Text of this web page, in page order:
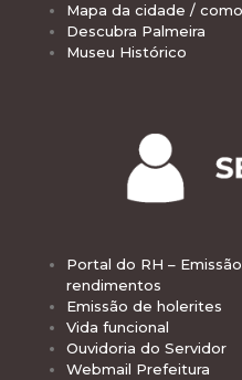
Mapa da cidade /
Descubra Palmeira
Museu Histórico
Portal do RH –
rendimentos
Emissão de holerites
Vida funcional
Ouvidoria do Servidor
Webmail Prefeitura